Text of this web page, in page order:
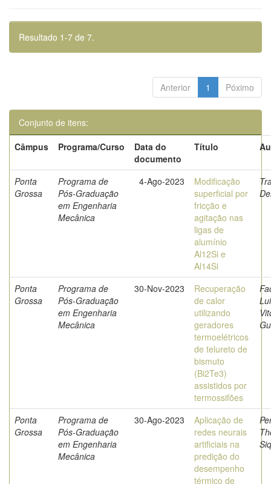
Resultado 1-7 de 7.
Anterior 1 Póximo
Conjunto de itens:
Câmpus
Programa/Curso
Data do
documento
Título
Ponta
Grossa
Programa de
Pós-Graduação
em Engenharia
Mecânica
4-Ago-2023
Modificação
superficial por
fricção e
agitação nas
ligas de
alumínio
Al12Si e
Al14Si
Ponta
Grossa
Programa de
Pós-Graduação
em Engenharia
Mecânica
30-Nov-2023
Recuperação
de calor
utilizando
geradores
termoelétricos
de telureto de
bismuto
(Bi2Te3)
assistidos por
termossifões
Ponta
Grossa
Programa de
Pós-Graduação
em Engenharia
Mecânica
30-Ago-2023
Aplicação de
redes neurais
artificiais na
predição do
desempenho
térmico de